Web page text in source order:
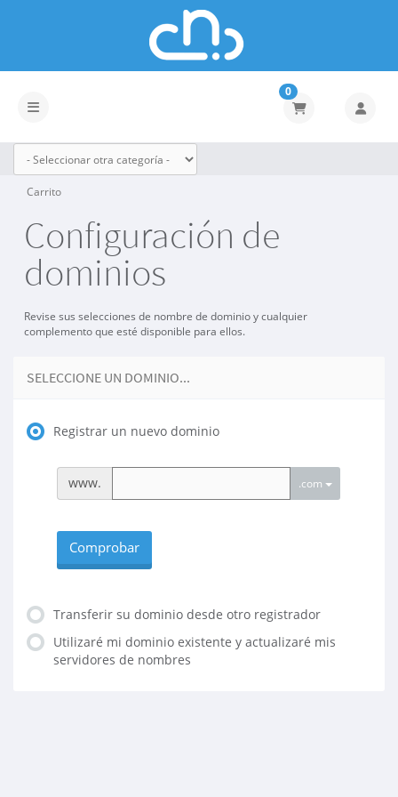
Activar/Desactivar navegación
0
Carrito
Configuración de
dominios
Revise sus selecciones de nombre de dominio y cualquier
complemento que esté disponible para ellos.
SELECCIONE UN DOMINIO...
Registrar un nuevo dominio
www. .com
Comprobar
Transferir su dominio desde otro registrador
Utilizaré mi dominio existente y actualizaré mis
servidores de nombres